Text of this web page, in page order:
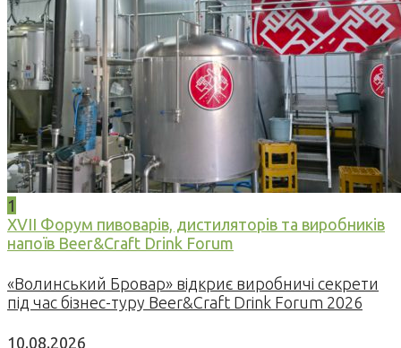
1
XVII Форум пивоварів, дистиляторів та виробників
напоїв Beer&Craft Drink Forum
«Волинський Бровар» відкриє виробничі секрети
під час бізнес-туру Beer&Craft Drink Forum 2026
10.08.2026